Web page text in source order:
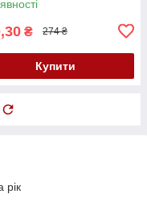
₴ 274 ₴
Купити
рік